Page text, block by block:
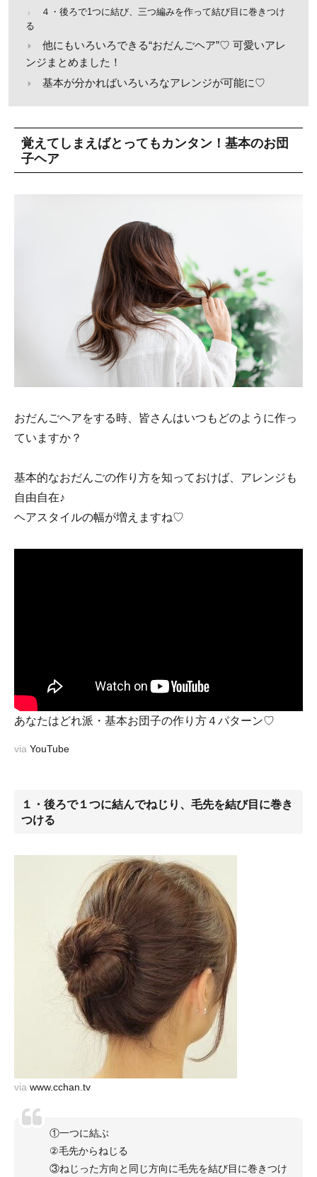
４・後ろで1つに結び、三つ編みを作って結び目に巻きつけ
る
他にもいろいろできる“おだんごヘア”♡ 可愛いアレ
ンジまとめました！
基本が分かればいろいろなアレンジが可能に♡
覚えてしまえばとってもカンタン！基本のお団
子ヘア
おだんごヘアをする時、皆さんはいつもどのように作っ
ていますか？
基本的なおだんごの作り方を知っておけば、アレンジも
自由自在♪
ヘアスタイルの幅が増えますね♡
あなたはどれ派・基本お団子の作り方４パターン♡
via YouTube
１・後ろで１つに結んでねじり、毛先を結び目に巻き
つける
via www.cchan.tv
①一つに結ぶ
②毛先からねじる
③ねじった方向と同じ方向に毛先を結び目に巻きつけ